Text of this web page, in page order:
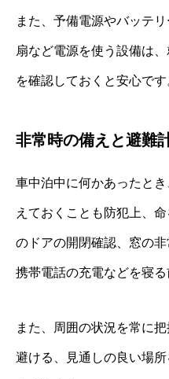
また、予備電源やバッテ
扇など電源を使う設備は
を確認しておくと安心です
非常時の備えと避難
車中泊中に何かあったと
えておくことも防犯上、
のドアの開閉確認、窓の
携帯電話の充電などを寝る
また、周囲の状況を常に
避ける、見通しの良い場